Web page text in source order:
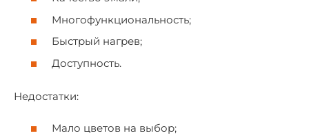
Многофункциональность;
Быстрый нагрев;
Доступность.
Недостатки:
Мало цветов на выбор;